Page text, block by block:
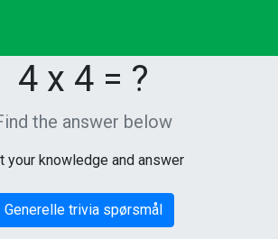
4 x 4 = ?
the answer below
your knowledge and answer
Generelle trivia spørsmål